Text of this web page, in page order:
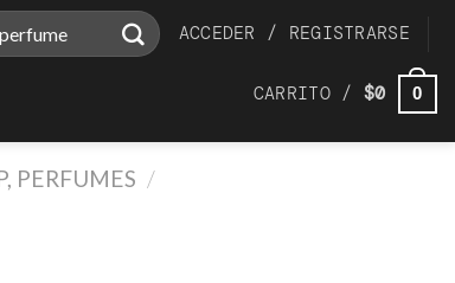
ACCEDER / REGISTRARSE
CARRITO / $0 0
PERFUMES /